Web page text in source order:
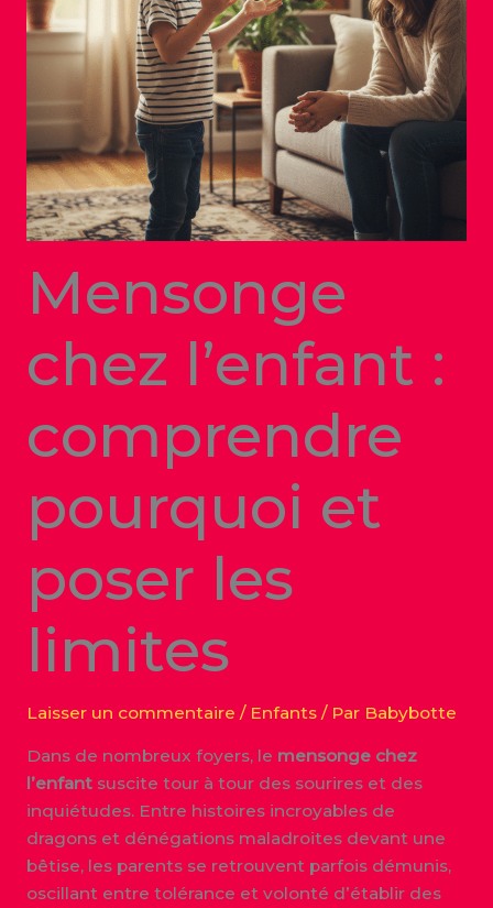
Mensonge
chez l’enfant :
comprendre
pourquoi et
poser les
limites
Laisser un commentaire / Enfants/ Par Babybotte
Dans de nombreux foyers, le mensonge chez
l’enfantsuscite tour à tour des sourires et des
inquiétudes. Entre histoires incroyables de
dragons et dénégations maladroites devant une
bêtise, les parents se retrouvent parfois démunis,
oscillant entre tolérance et volonté d’établir des